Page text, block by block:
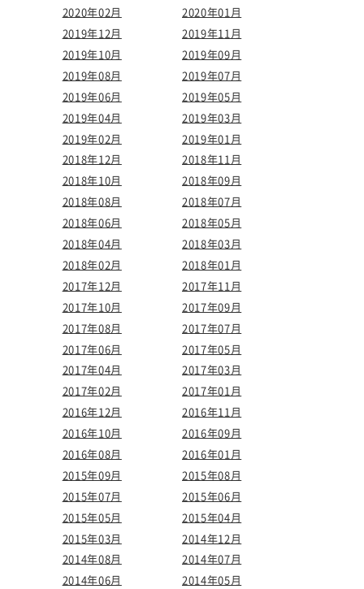
2020年02月
2020年01月
2019年12月
2019年11月
2019年10月
2019年09月
2019年08月
2019年07月
2019年06月
2019年05月
2019年04月
2019年03月
2019年02月
2019年01月
2018年12月
2018年11月
2018年10月
2018年09月
2018年08月
2018年07月
2018年06月
2018年05月
2018年04月
2018年03月
2018年02月
2018年01月
2017年12月
2017年11月
2017年10月
2017年09月
2017年08月
2017年07月
2017年06月
2017年05月
2017年04月
2017年03月
2017年02月
2017年01月
2016年12月
2016年11月
2016年10月
2016年09月
2016年08月
2016年01月
2015年09月
2015年08月
2015年07月
2015年06月
2015年05月
2015年04月
2015年03月
2014年12月
2014年08月
2014年07月
2014年06月
2014年05月